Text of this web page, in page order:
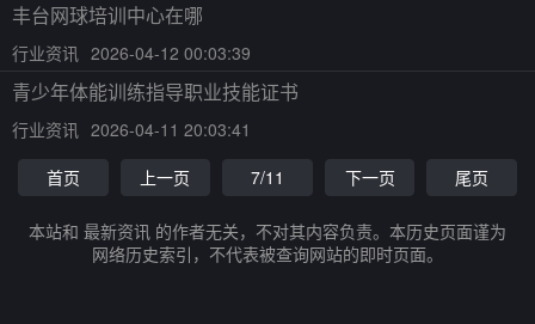
丰台网球培训中心在哪
行业资讯 2026-04-12 00:03:39
青少年体能训练指导职业技能证书
行业资讯 2026-04-11 20:03:41
首页
上一页 7/11 下一页 尾页
本站和 最新资讯 的作者无关，不对其内容负责。本历史页面谨为
网络历史索引，不代表被查询网站的即时页面。